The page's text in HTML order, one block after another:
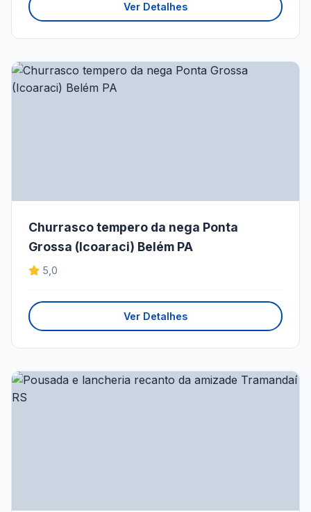
Ver Detalhes
Churrasco tempero da nega Ponta
Grossa (Icoaraci) Belém PA
5,0
Ver Detalhes